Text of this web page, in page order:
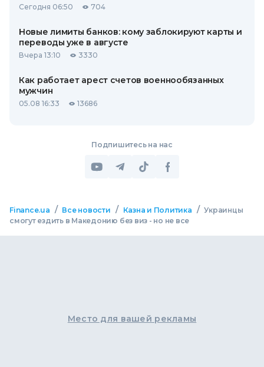
Сегодня 06:50 704
Новые лимиты банков: кому заблокируют карты и
переводы уже в августе
Вчера 13:10 3330
Как работает арест счетов военнообязанных
мужчин
05.08 16:33 13686
Подпишитесь на нас
Finance.ua / Все новости / Казна и Политика / Украинцы
смогут ездить в Македонию без виз - но не все
Место для вашей рекламы